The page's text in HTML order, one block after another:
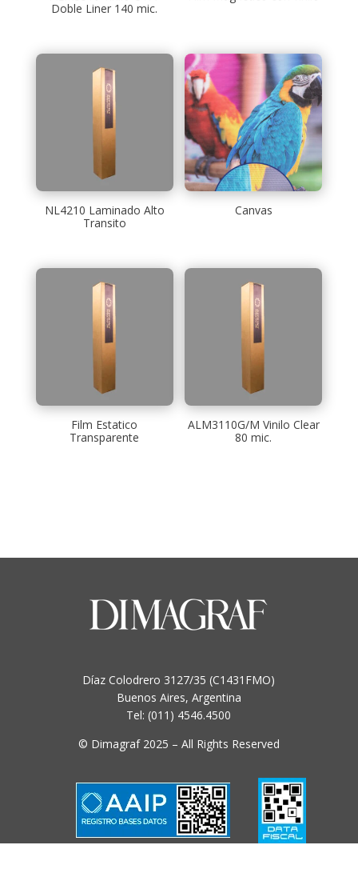
Doble Liner 140 mic.
NL4210 Laminado Alto
Transito
Canvas
Film Estatico
Transparente
ALM3110G/M Vinilo Clear
80 mic.
Díaz Colodrero 3127/35 (C1431FMO)
Buenos Aires, Argentina
Tel: (011) 4546.4500
© Dimagraf 2025 – All Rights Reserved